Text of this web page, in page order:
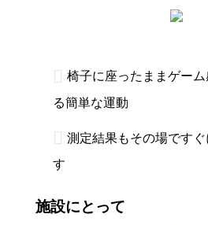
椅子に座ったままゲー
る簡単な運動
測定結果もその場です
す
施設にとって